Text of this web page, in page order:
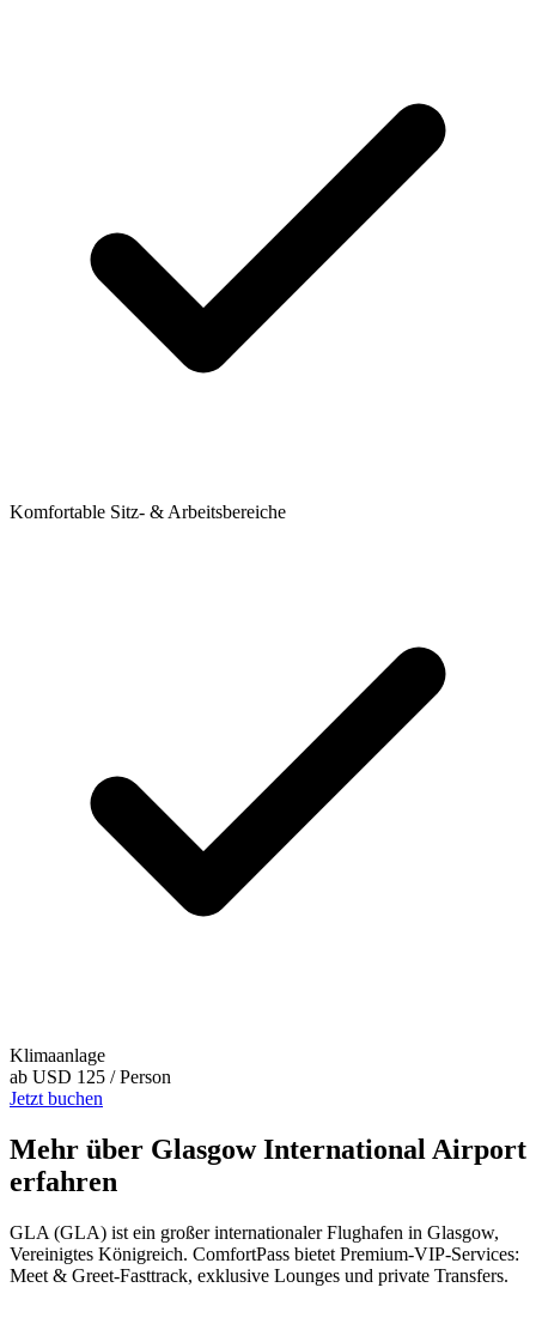
Komfortable Sitz- & Arbeitsbereiche
Klimaanlage
ab USD 125 / Person
Jetzt buchen
Mehr über Glasgow International Airport
erfahren
GLA (GLA) ist ein großer internationaler Flughafen in Glasgow,
Vereinigtes Königreich. ComfortPass bietet Premium-VIP-Services:
Meet & Greet-Fasttrack, exklusive Lounges und private Transfers.